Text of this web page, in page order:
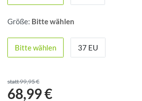
Größe: Bitte wählen
Bitte wählen 37 EU
statt 99,95 €
68,99 €